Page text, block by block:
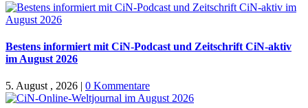
Bestens informiert mit CiN-Podcast und Zeitschrift CiN-aktiv
im August 2026
5. August , 2026 | 0 Kommentare